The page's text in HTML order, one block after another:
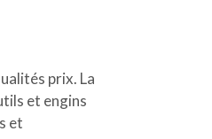
prix. La
et engins
et